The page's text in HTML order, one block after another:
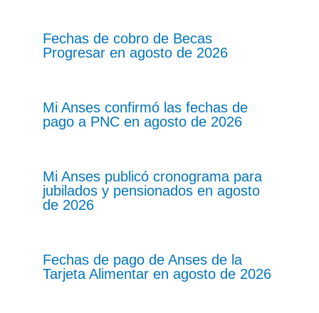
Fechas de cobro de Becas
Progresar en agosto de 2026
Mi Anses confirmó las fechas de
pago a PNC en agosto de 2026
Mi Anses publicó cronograma para
jubilados y pensionados en agosto
de 2026
Fechas de pago de Anses de la
Tarjeta Alimentar en agosto de 2026